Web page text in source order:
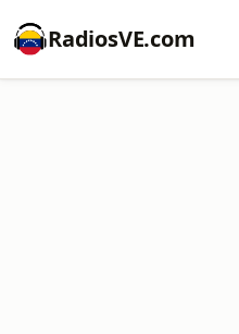
RadiosVE.com